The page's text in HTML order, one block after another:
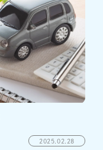
2025.02.28